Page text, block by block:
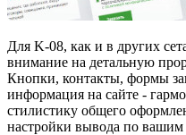
Для K-08, как и в других
внимание на детальную
Кнопки, контакты, формы
информация на сайте -
стилистику общего
настройки вывода по вашим